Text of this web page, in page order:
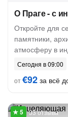
О Праге - с
Откройте для
памятники,
атмосферу в
Сегодня в 09:00
от€92 за всё
33 отзыва